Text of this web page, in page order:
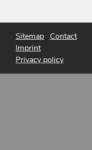
Sitemap Contact
Imprint
Privacy policy